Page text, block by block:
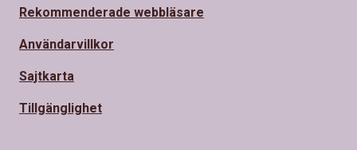
Rekommenderade webbläsare
Användarvillkor
Sajtkarta
Tillgänglighet